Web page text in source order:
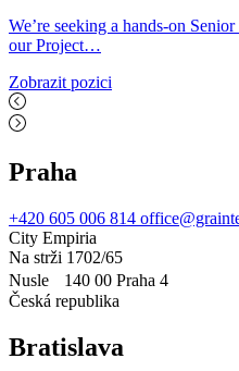
We’re seeking a hands-on
our Project…
Zobrazit pozici
Praha
+420 605 006 814
City Empiria
Na strži 1702/65
Nusle 140 00 Praha 4
Česká republika
Bratislava